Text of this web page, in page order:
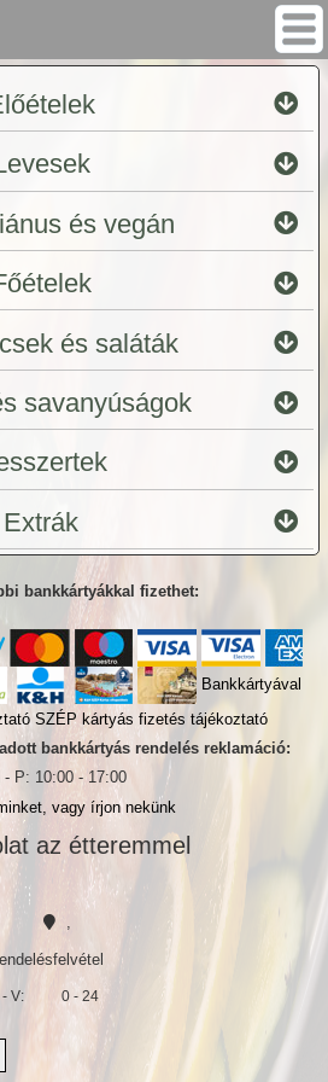
és vegán
és saláták
savanyúságok
Extrák
bankkártyákkal fizethet:
Bankkártyával
SZÉP kártyás fizetés tájékoztató
bankkártyás rendelés reklamáció:
- P: 10:00 - 17:00
vagy írjon nekünk
az étteremmel
- V: 0 - 24